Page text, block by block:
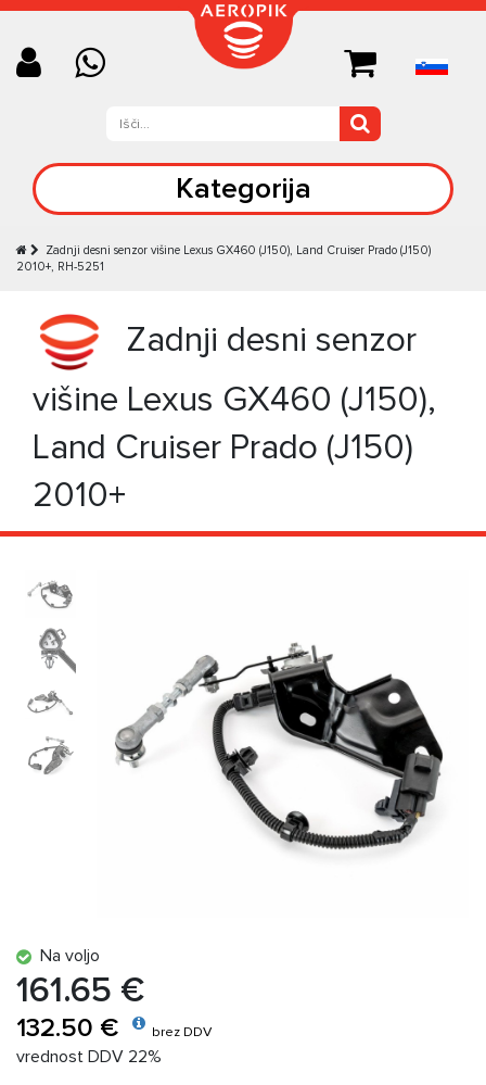
Kategorija
Zadnji desni senzor višine Lexus GX460 (J150), Land Cruiser Prado (J150)
2010+, RH-5251
Zadnji desni senzor
višine Lexus GX460 (J150),
Land Cruiser Prado (J150)
2010+
Na voljo
161.65 €
132.50 € brez DDV
vrednost DDV 22%